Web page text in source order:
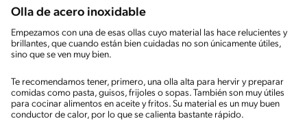
Olla de acero inoxidable
Empezamos con una de esas ollas cuyo material las hace relucientes y
brillantes, que cuando están bien cuidadas no son únicamente útiles,
sino que se ven muy bien.
Te recomendamos tener, primero, una olla alta para hervir y preparar
comidas como pasta, guisos, frijoles o sopas. También son muy útiles
para cocinar alimentos en aceite y fritos. Su material es un muy buen
conductor de calor, por lo que se calienta bastante rápido.